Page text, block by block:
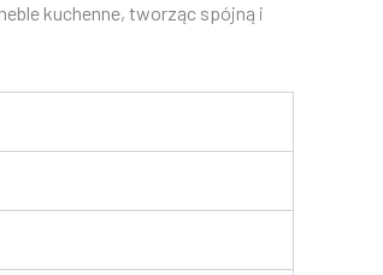
kuchenne, tworząc spójną i